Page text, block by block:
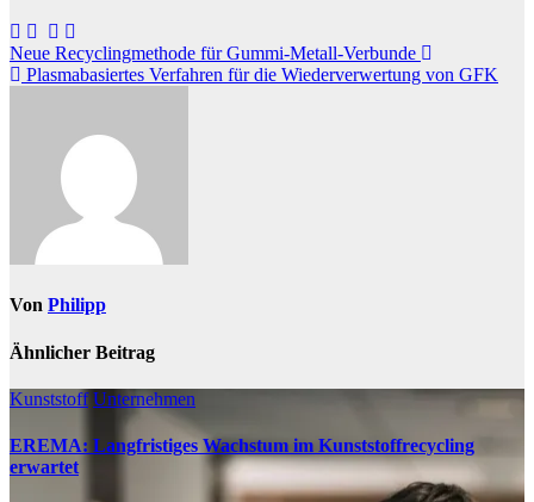
Beitragsnavigation
Neue Recyclingmethode für Gummi-Metall-Verbunde
Plasmabasiertes Verfahren für die Wiederverwertung von GFK
Von Philipp
Ähnlicher Beitrag
Kunststoff Unternehmen
EREMA: Langfristiges Wachstum im Kunststoffrecycling
erwartet